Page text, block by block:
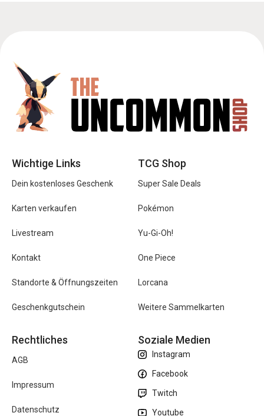
Wichtige Links
Dein kostenloses Geschenk
Karten verkaufen
Livestream
Kontakt
Standorte & Öffnungszeiten
Geschenkgutschein
TCG Shop
Super Sale Deals
Pokémon
Yu-Gi-Oh!
One Piece
Lorcana
Weitere Sammelkarten
Rechtliches
AGB
Impressum
Datenschutz
Soziale Medien
Instagram
Facebook
Twitch
Youtube